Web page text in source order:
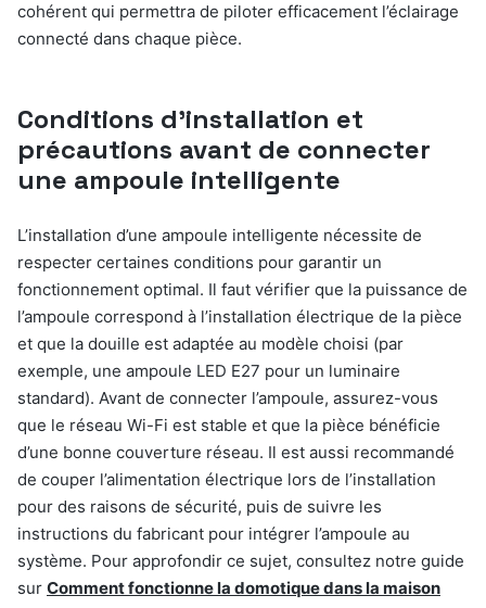
cohérent qui permettra de piloter efficacement l’éclairage
connecté dans chaque pièce.
Conditions d’installation et
précautions avant de connecter
une ampoule intelligente
L’installation d’une ampoule intelligente nécessite de
respecter certaines conditions pour garantir un
fonctionnement optimal. Il faut vérifier que la puissance de
l’ampoule correspond à l’installation électrique de la pièce
et que la douille est adaptée au modèle choisi (par
exemple, une ampoule LED E27 pour un luminaire
standard). Avant de connecter l’ampoule, assurez-vous
que le réseau Wi-Fi est stable et que la pièce bénéficie
d’une bonne couverture réseau. Il est aussi recommandé
de couper l’alimentation électrique lors de l’installation
pour des raisons de sécurité, puis de suivre les
instructions du fabricant pour intégrer l’ampoule au
système. Pour approfondir ce sujet, consultez notre guide
sur Comment fonctionne la domotique dans la maison